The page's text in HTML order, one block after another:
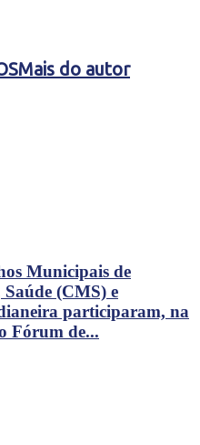
Mais do autor
Municipais de
(CMS) e
participaram, na
Fórum de...